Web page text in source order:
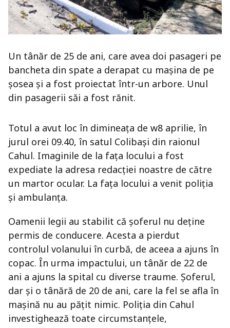
Un tânăr de 25 de ani, care avea doi pasageri pe
bancheta din spate a derapat cu mașina de pe
șosea și a fost proiectat într-un arbore. Unul
din pasagerii săi a fost rănit.
Totul a avut loc în dimineața de w8 aprilie, în
jurul orei 09.40, în satul Colibași din raionul
Cahul. Imaginile de la fața locului a fost
expediate la adresa redacției noastre de către
un martor ocular. La fața locului a venit poliția
și ambulanța.
Oamenii legii au stabilit că șoferul nu deține
permis de conducere. Acesta a pierdut
controlul volanului în curbă, de aceea a ajuns în
copac. În urma impactului, un tânăr de 22 de
ani a ajuns la spital cu diverse traume. Șoferul,
dar și o tânără de 20 de ani, care la fel se afla în
mașină nu au pățit nimic. Poliția din Cahul
investighează toate circumstanțele,